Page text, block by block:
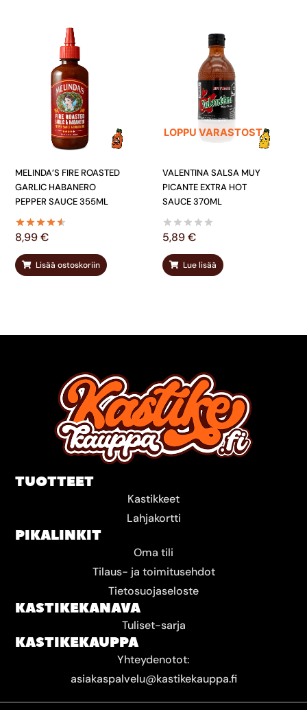
MELINDA’S FIRE ROASTED
GARLIC HABANERO
PEPPER SAUCE 355ML
8,99€
Lisää ostoskoriin
LOPPU VARASTOSTA
VALENTINA SALSA MUY
PICANTE EXTRA HOT
SAUCE 370ML
5,89€
Lue lisää
TUOTTEET
Kastikkeet
Lahjakortti
PIKALINKIT
Oma tili
Tilaus- ja toimitusehdot
Tietosuojaseloste
KASTIKEKANAVA
Tuliset-sarja
KASTIKEKAUPPA
Yhteydenotot:
asiakaspalvelu@kastikekauppa.fi